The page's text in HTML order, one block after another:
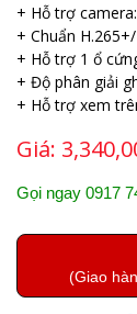
+ Hỗ trợ
+ Chuẩn
+ Hỗ trợ 1 ổ
+ Độ phân giải
+ Hỗ trợ xem
Giá:
Gọi ngay 0917
(Giao